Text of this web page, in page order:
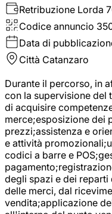
Retribuzione Lorda
Codice annuncio
Data di
Città Catanzaro
Durante il percorso, in
con la supervisione del
di acquisire
merce;esposizione dei
prezzi;assistenza e
e attività
codici a barre e
degli spazi e dei
delle merci, dal
vendita;applicazione